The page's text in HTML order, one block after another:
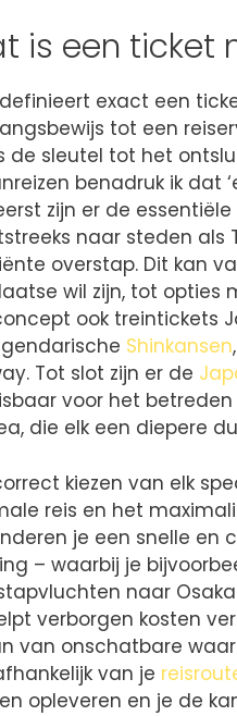
is een ticket
exact een
tot een
de sleutel tot het
benadruk ik dat
zijn er de essentiële
naar steden als
overstap. Dit kan
wil zijn, tot opties
ook treintickets
Shinkansen
Tot slot zijn er de
voor het
die elk een diepere
kiezen van elk
reis en het
je een snelle en
– waarbij je
naar
verborgen kosten
van onschatbare
van je
opleveren en je de